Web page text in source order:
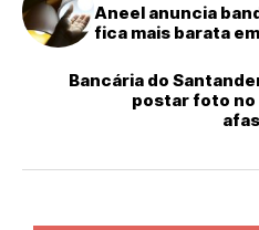
Aneel anuncia
fica mais barata
Bancária do
postar foto